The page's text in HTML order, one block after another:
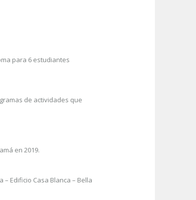
para 6 estudiantes
de actividades que
en 2019.
Edificio Casa Blanca – Bella